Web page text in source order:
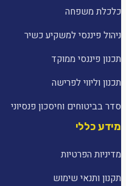
כלכלת משפחה
ניהול פיננסי למשקיע כשיר
תכנון פיננסי ממוקד
תכנון וליווי לפרישה
סדר בביטוחים וחיסכון פנסיוני
מידע כללי
מדיניות הפרטיות
תקנון ותנאי שימוש